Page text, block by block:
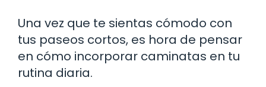
Una vez que te sientas cómodo con
tus paseos cortos, es hora de pensar
en cómo incorporar caminatas en tu
rutina diaria.